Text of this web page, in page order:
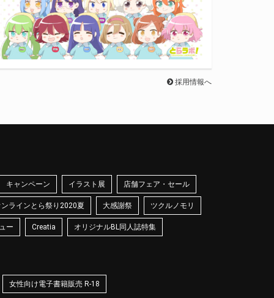
採用情報へ
キャンペーン イラスト展 店舗フェア・セール
ラインとら祭り2020夏 大感謝祭 ツクルノモリ
ー Creatia オリジナルBL同人誌特集
女性向け電子書籍販売 R-18